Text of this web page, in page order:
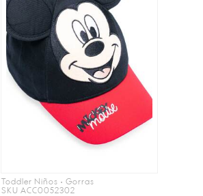
Toddler Niños • Gorras
SKU ACC0052302